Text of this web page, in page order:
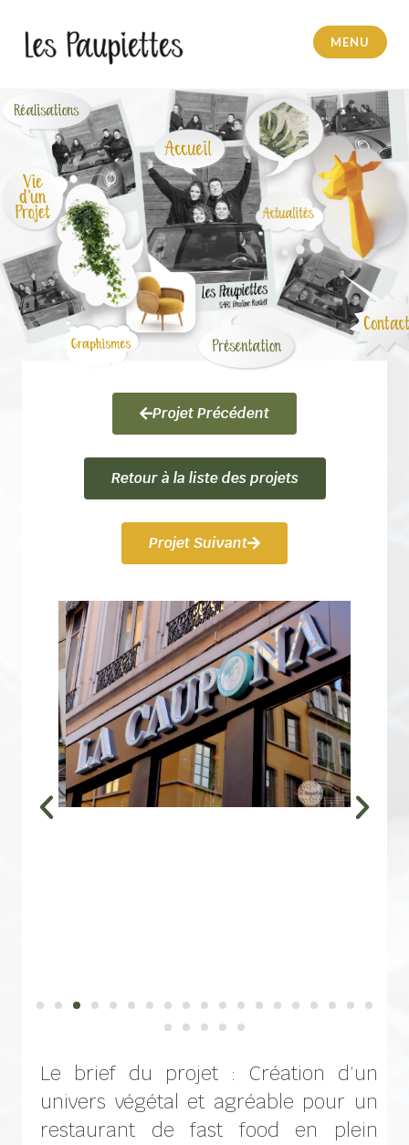
MENU
Projet Précédent
Retour à la liste des projets
Projet Suivant
Le brief du projet : Création d’un
univers végétal et agréable pour un
restaurant de fast food en plein